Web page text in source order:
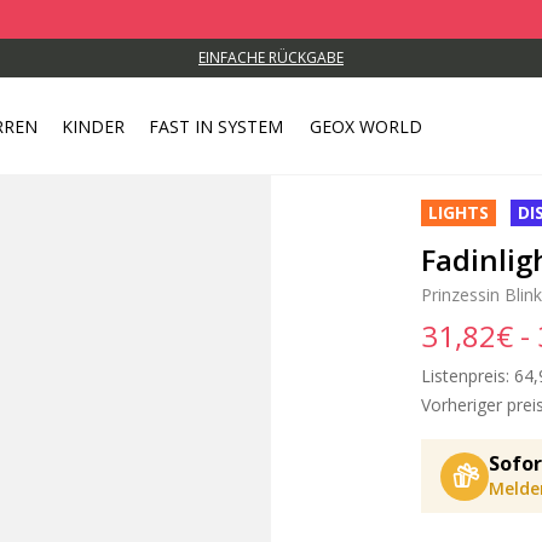
EINFACHE RÜCKGABE
KINDER FAST IN SYSTEM GEOX WORLD
LIGHTS
Prinzessin
31,82€ -
Listenpreis:
Vorheriger